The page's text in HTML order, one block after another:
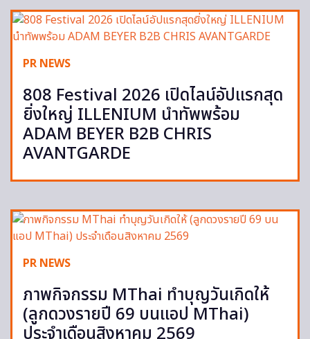
PR NEWS
808 Festival 2026 เปิดไลน์อัปแรกสุด
ยิ่งใหญ่ ILLENIUM นำทัพพร้อม
ADAM BEYER B2B CHRIS
AVANTGARDE
PR NEWS
ภาพกิจกรรม MThai ทำบุญวันเกิดให้
(ลูกดวงรายปี 69 บนแอป MThai)
ประจำเดือนสิงหาคม 2569